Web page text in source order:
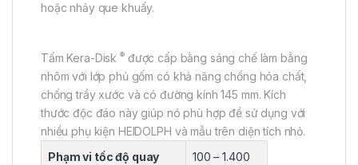
hoặc nhảy que khuấy.
Tấm Kera-Disk®được cấp bằng sáng chế làm bằng
nhôm với lớp phủ gốm có khả năng chống hóa chất,
chống trầy xước và có đường kính 145 mm. Kích
thước độc đáo này giúp nó phù hợp để sử dụng với
nhiều phụ kiện HEIDOLPH và mẫu trên diện tích nhỏ.
Phạm vi tốc độ quay
100 – 1.400